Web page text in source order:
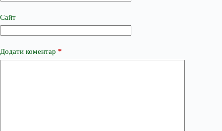
Сайт
Додати коментар *